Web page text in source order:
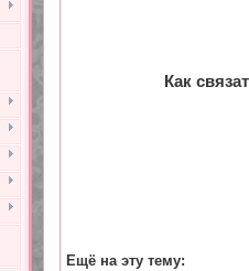
Как
Ещё на эту тему: